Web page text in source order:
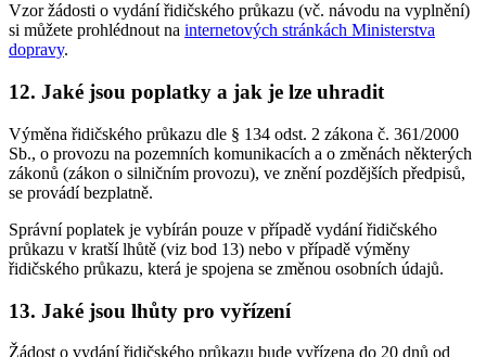
Vzor žádosti o vydání řidičského průkazu (vč. návodu na vyplnění)
si můžete prohlédnout na internetových stránkách Ministerstva
dopravy.
12. Jaké jsou poplatky a jak je lze uhradit
Výměna řidičského průkazu dle § 134 odst. 2 zákona č. 361/2000
Sb., o provozu na pozemních komunikacích a o změnách některých
zákonů (zákon o silničním provozu), ve znění pozdějších předpisů,
se provádí bezplatně.
Správní poplatek je vybírán pouze v případě vydání řidičského
průkazu v kratší lhůtě (viz bod 13) nebo v případě výměny
řidičského průkazu, která je spojena se změnou osobních údajů.
13. Jaké jsou lhůty pro vyřízení
Žádost o vydání řidičského průkazu bude vyřízena do 20 dnů od